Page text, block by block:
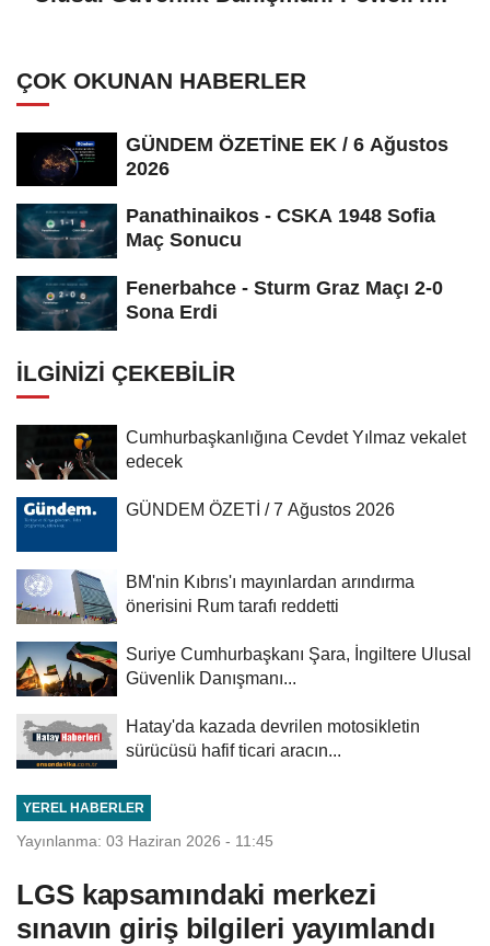
ÇOK OKUNAN HABERLER
GÜNDEM ÖZETİNE EK / 6 Ağustos
2026
Panathinaikos - CSKA 1948 Sofia
Maç Sonucu
Fenerbahce - Sturm Graz Maçı 2-0
Sona Erdi
İLGINIZI ÇEKEBILIR
Cumhurbaşkanlığına Cevdet Yılmaz vekalet
edecek
GÜNDEM ÖZETİ / 7 Ağustos 2026
BM'nin Kıbrıs'ı mayınlardan arındırma
önerisini Rum tarafı reddetti
Suriye Cumhurbaşkanı Şara, İngiltere Ulusal
Güvenlik Danışmanı...
Hatay'da kazada devrilen motosikletin
sürücüsü hafif ticari aracın...
YEREL HABERLER
Yayınlanma: 03 Haziran 2026 - 11:45
LGS kapsamındaki merkezi
sınavın giriş bilgileri yayımlandı